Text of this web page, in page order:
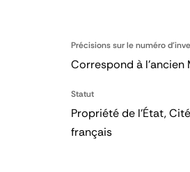
Précisions sur le numéro
Correspond à l'ancien
Statut
Propriété de l’État,
français